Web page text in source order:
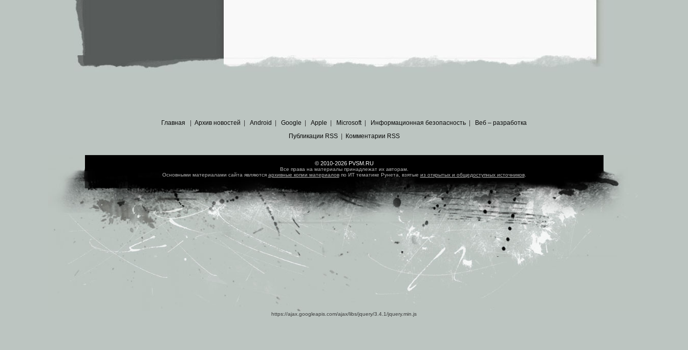
Главная Архив новостей Android Google Apple Microsoft| Информационная безопасность
Веб – разработка
Публикации RSS| Комментарии RSS
© 2010-2026 PVSM.RU
Все права на материалы принадлежат их авторам.
Основными материалами сайта являются архивные копии материаловпо ИТ тематике Рунета, взятые из открытых и общедоступных источников.
https://ajax.googleapis.com/ajax/libs/jquery/3.4.1/jquery.min.js